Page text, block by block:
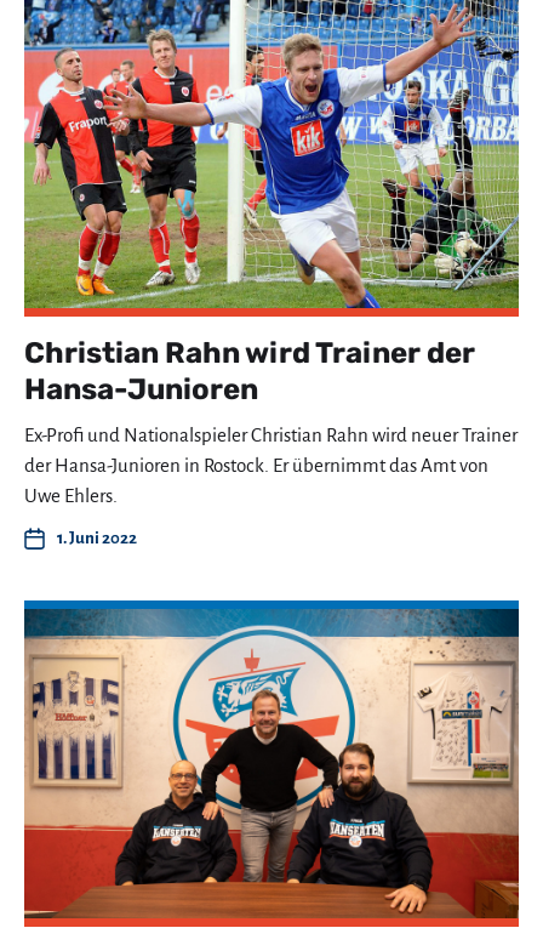
Christian Rahn wird Trainer der
Hansa-Junioren
Ex-Profi und Nationalspieler Christian Rahn wird neuer Trainer
der Hansa-Junioren in Rostock. Er übernimmt das Amt von
Uwe Ehlers.
1. Juni 2022